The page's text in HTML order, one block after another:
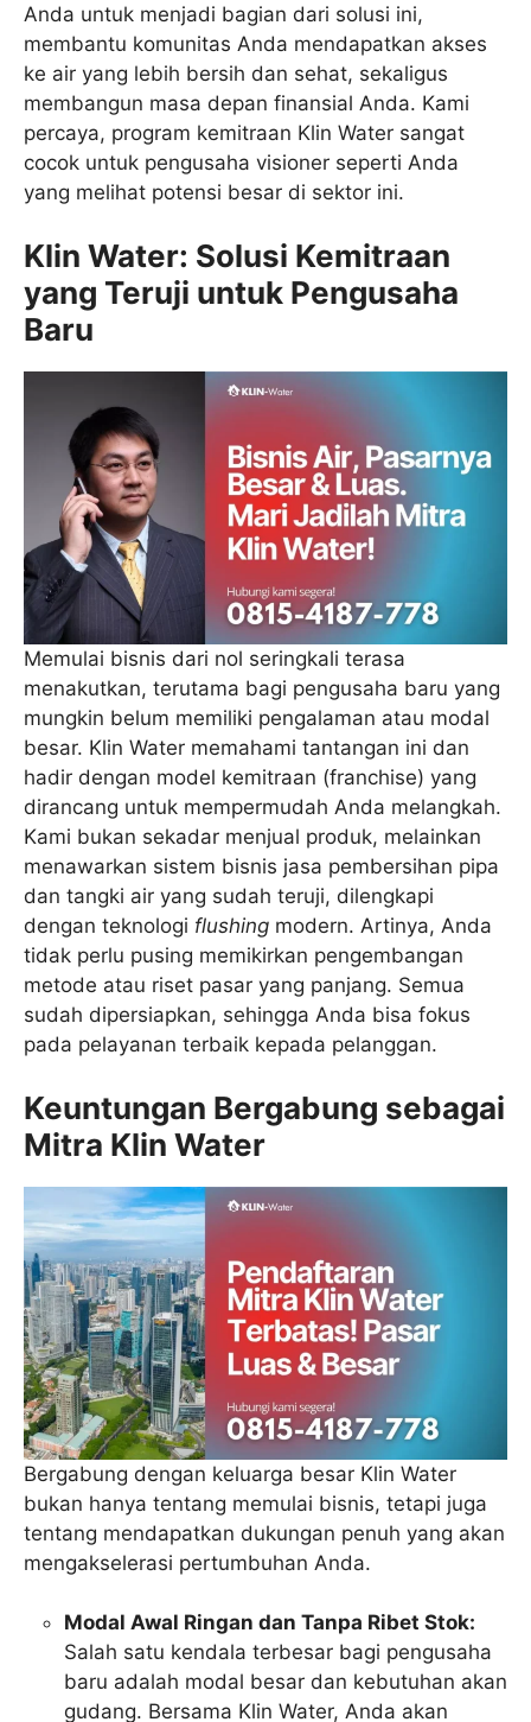
Anda untuk menjadi bagian dari solusi ini,
membantu komunitas Anda mendapatkan akses
ke air yang lebih bersih dan sehat, sekaligus
membangun masa depan finansial Anda. Kami
percaya, program kemitraan Klin Water sangat
cocok untuk pengusaha visioner seperti Anda
yang melihat potensi besar di sektor ini.
Klin Water: Solusi Kemitraan
yang Teruji untuk Pengusaha
Baru
Memulai bisnis dari nol seringkali terasa
menakutkan, terutama bagi pengusaha baru yang
mungkin belum memiliki pengalaman atau modal
besar. Klin Water memahami tantangan ini dan
hadir dengan model kemitraan (franchise) yang
dirancang untuk mempermudah Anda melangkah.
Kami bukan sekadar menjual produk, melainkan
menawarkan sistem bisnis jasa pembersihan pipa
dan tangki air yang sudah teruji, dilengkapi
dengan teknologi flushing modern. Artinya, Anda
tidak perlu pusing memikirkan pengembangan
metode atau riset pasar yang panjang. Semua
sudah dipersiapkan, sehingga Anda bisa fokus
pada pelayanan terbaik kepada pelanggan.
Keuntungan Bergabung sebagai
Mitra Klin Water
Bergabung dengan keluarga besar Klin Water
bukan hanya tentang memulai bisnis, tetapi juga
tentang mendapatkan dukungan penuh yang akan
mengakselerasi pertumbuhan Anda.
Modal Awal Ringan dan Tanpa Ribet Stok:
Salah satu kendala terbesar bagi pengusaha
baru adalah modal besar dan kebutuhan akan
gudang. Bersama Klin Water, Anda akan